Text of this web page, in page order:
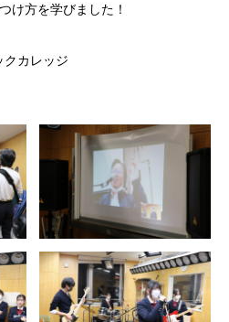
け方を学びました！
カレッジ